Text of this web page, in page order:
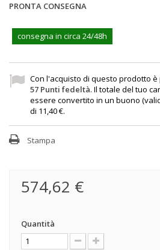
PRONTA CONSEGNA
consegna in circa 24/48h
Con l'acquisto di questo prodotto
57 Punti fedeltà. Il totale del tuo
essere convertito in un buono
di 11,40 €.
Stampa
574,62 €
Quantità